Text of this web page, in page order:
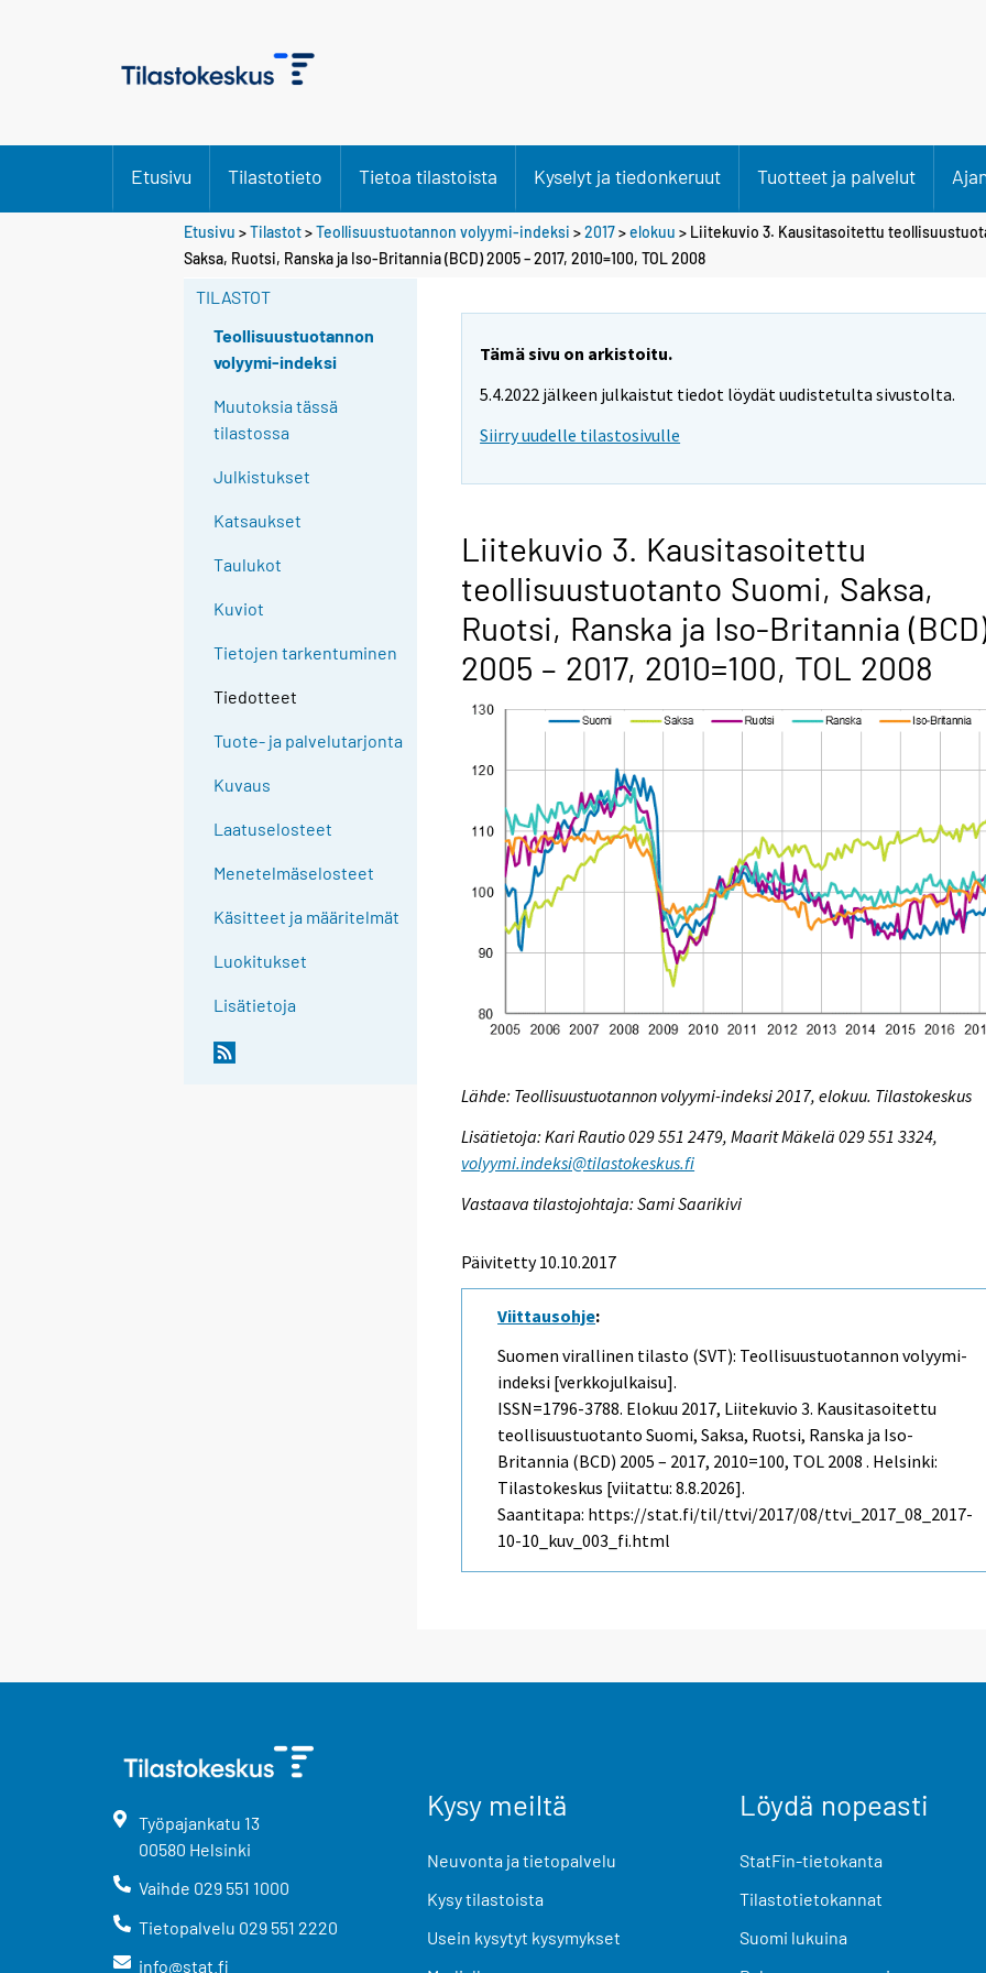
Etusivu Tilastotieto Tietoa tilastoista Kyselyt ja tiedonkeruut Tuotteet ja palvelut
Etusivu >Tilastot>Teollisuustuotannon volyymi-indeksi >2017>elokuu > Liitekuvio 3. Kausitasoitettu
Saksa, Ruotsi, Ranska ja Iso-Britannia (BCD) 2005 – 2017, 2010=100, TOL 2008
TILASTOT
Teollisuustuotannon
volyymi-indeksi
Muutoksia tässä
tilastossa
Julkistukset
Katsaukset
Taulukot
Kuviot
Tietojen tarkentuminen
Tiedotteet
Tuote- ja palvelutarjonta
Kuvaus
Laatuselosteet
Menetelmäselosteet
Käsitteet ja määritelmät
Luokitukset
Lisätietoja
Tämä sivu on arkistoitu.
5.4.2022 jälkeen julkaistut tiedot löydät uudistetulta sivustolta.
Siirry uudelle tilastosivulle
Liitekuvio 3. Kausitasoitettu
teollisuustuotanto Suomi, Saksa,
Ruotsi, Ranska ja Iso-Britannia
2005 – 2017, 2010=100, TOL 2008
Lähde: Teollisuustuotannon volyymi-indeksi 2017, elokuu. Tilastokeskus
Lisätietoja: Kari Rautio 029 551 2479, Maarit Mäkelä 029 551 3324,
volyymi.indeksi@tilastokeskus.fi
Vastaava tilastojohtaja: Sami Saarikivi
Päivitetty 10.10.2017
Viittausohje:
Suomen virallinen tilasto (SVT): Teollisuustuotannon volyymi-
indeksi [verkkojulkaisu].
ISSN=1796-3788. Elokuu 2017, Liitekuvio 3. Kausitasoitettu
teollisuustuotanto Suomi, Saksa, Ruotsi, Ranska ja Iso-
Britannia (BCD) 2005 – 2017, 2010=100, TOL 2008 . Helsinki:
Tilastokeskus [viitattu: 8.8.2026].
Saantitapa: https://stat.fi/til/ttvi/2017/08/ttvi_2017_08_2017-
10-10_kuv_003_fi.html
Työpajankatu 13
00580 Helsinki
Vaihde 029 551 1000
Tietopalvelu 029 551 2220
info@stat.fi
Kysy meiltä
Neuvonta ja tietopalvelu
Kysy tilastoista
Usein kysytyt kysymykset
Löydä nopeasti
StatFin-tietokanta
Tilastotietokannat
Suomi lukuina